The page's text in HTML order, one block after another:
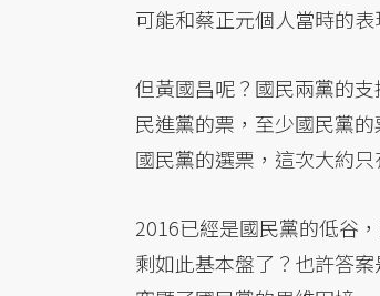
可能和蔡正元個人當時的
但黃國昌呢？國民兩黨的
民進黨的票，至少國民黨
國民黨的選票，這次大約
2016已經是國民黨的低谷
剩如此基本盤了？也許答